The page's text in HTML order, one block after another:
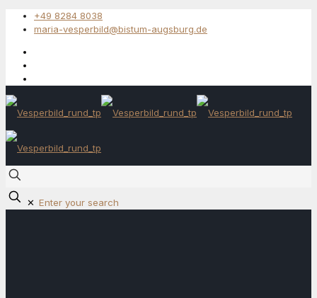
+49 8284 8038
maria-vesperbild@bistum-augsburg.de
✕